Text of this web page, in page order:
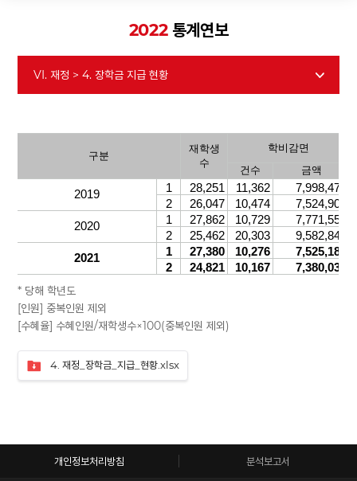
2022통계연보
VI. 재정 > 4. 장학금 지급 현황
* 당해 학년도
[인원] 중복인원 제외
[수혜율] 수혜인원/재학생수×100(중복인원 제외)
4. 재정_장학금_지급_현황.xlsx
개인정보처리방침 분석보고서